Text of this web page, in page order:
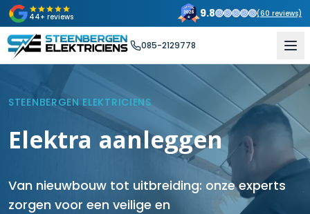
44+ reviews 9.8 (60 reviews)
085-2129778
STEENBERGEN ELEKTRICIENS
Elektra aanleggen
Van nieuwbouw tot uitbreiding: onze experts
zorgen voor een veilige en